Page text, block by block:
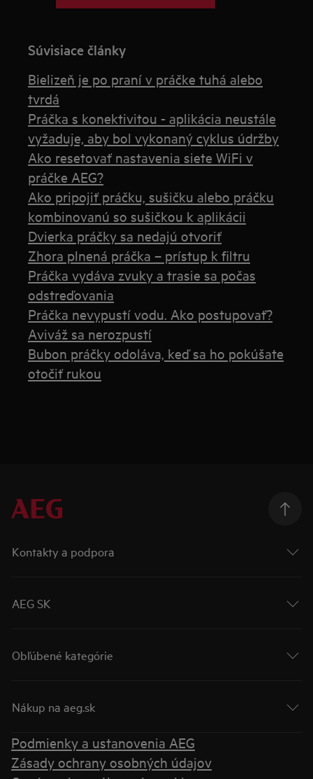
Súvisiace články
Bielizeň je po praní v práčke tuhá alebo
tvrdá
Práčka s konektivitou - aplikácia neustále
vyžaduje, aby bol vykonaný cyklus údržby
Ako resetovať nastavenia siete WiFi v
práčke AEG?
Ako pripojiť práčku, sušičku alebo práčku
kombinovanú so sušičkou k aplikácii
Dvierka práčky sa nedajú otvoriť
Zhora plnená práčka – prístup k filtru
Práčka vydáva zvuky a trasie sa počas
odstreďovania
Práčka nevypustí vodu. Ako postupovať?
Aviváž sa nerozpustí
Bubon práčky odoláva, keď sa ho pokúšate
otočiť rukou
Kontakty a podpora
AEG SK
Obľúbené kategórie
Nákup na aeg.sk
Podmienky a ustanovenia AEG
Zásady ochrany osobných údajov